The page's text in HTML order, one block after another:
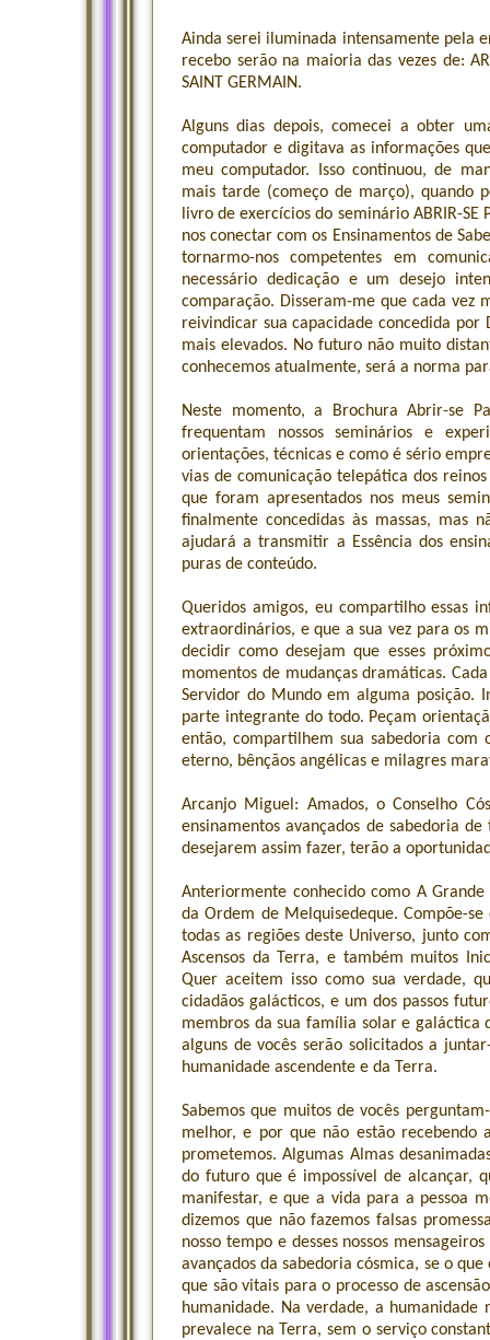
Ainda serei iluminada intensamente pela
recebo serão na maioria das vezes de:
SAINT GERMAIN.
Alguns dias depois, comecei a obter
computador e digitava as informações
meu computador. Isso continuou, de
mais tarde (começo de março), quando
livro de exercícios do seminário ABRIR-SE
nos conectar com os Ensinamentos de
tornarmo-nos competentes em
necessário dedicação e um desejo
comparação. Disseram-me que cada vez
reivindicar sua capacidade concedida por
mais elevados. No futuro não muito
conhecemos atualmente, será a norma
Neste momento, a Brochura Abrir-se
frequentam nossos seminários e
orientações, técnicas e como é sério
vias de comunicação telepática dos
que foram apresentados nos meus
finalmente concedidas às massas, mas
ajudará a transmitir a Essência dos
puras de conteúdo.
Queridos amigos, eu compartilho essas
extraordinários, e que a sua vez para os
decidir como desejam que esses
momentos de mudanças dramáticas.
Servidor do Mundo em alguma posição.
parte integrante do todo. Peçam
então, compartilhem sua sabedoria com
eterno, bênçãos angélicas e milagres
Arcanjo Miguel: Amados, o Conselho
ensinamentos avançados de sabedoria
desejarem assim fazer, terão a
Anteriormente conhecido como A
da Ordem de Melquisedeque. Compõe-
todas as regiões deste Universo, junto
Ascensos da Terra, e também muitos
Quer aceitem isso como sua verdade,
cidadãos galácticos, e um dos passos
membros da sua família solar e galáctica
alguns de vocês serão solicitados a
humanidade ascendente e da Terra.
Sabemos que muitos de vocês
melhor, e por que não estão recebendo
prometemos. Algumas Almas
do futuro que é impossível de alcançar,
manifestar, e que a vida para a pessoa
dizemos que não fazemos falsas
nosso tempo e desses nossos
avançados da sabedoria cósmica, se o
que são vitais para o processo de
humanidade. Na verdade, a
prevalece na Terra, sem o serviço